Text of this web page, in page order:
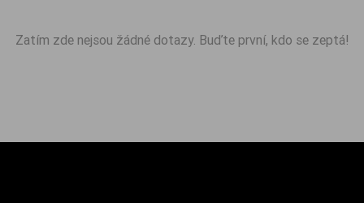
Zatím zde nejsou žádné dotazy. Buďte první, kdo se zeptá!